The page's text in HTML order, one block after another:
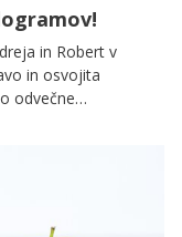
in Robert v
in osvojita
odvečne
z miss
Gašperjem